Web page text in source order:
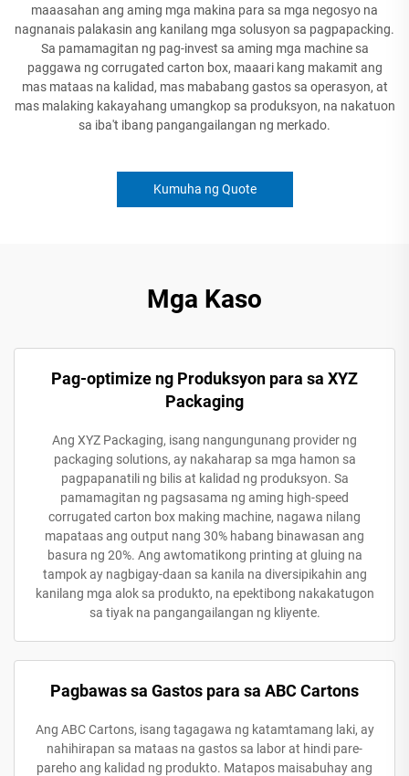
maaasahan ang aming mga makina para sa mga negosyo na
nagnanais palakasin ang kanilang mga solusyon sa pagpapacking.
Sa pamamagitan ng pag-invest sa aming mga machine sa
paggawa ng corrugated carton box, maaari kang makamit ang
mas mataas na kalidad, mas mababang gastos sa operasyon, at
mas malaking kakayahang umangkop sa produksyon, na nakatuon
sa iba't ibang pangangailangan ng merkado.
Kumuha ng Quote
Mga Kaso
Pag-optimize ng Produksyon para sa XYZ
Packaging
Ang XYZ Packaging, isang nangungunang provider ng
packaging solutions, ay nakaharap sa mga hamon sa
pagpapanatili ng bilis at kalidad ng produksyon. Sa
pamamagitan ng pagsasama ng aming high-speed
corrugated carton box making machine, nagawa nilang
mapataas ang output nang 30% habang binawasan ang
basura ng 20%. Ang awtomatikong printing at gluing na
tampok ay nagbigay-daan sa kanila na diversipikahin ang
kanilang mga alok sa produkto, na epektibong nakakatugon
sa tiyak na pangangailangan ng kliyente.
Pagbawas sa Gastos para sa ABC Cartons
Ang ABC Cartons, isang tagagawa ng katamtamang laki, ay
nahihirapan sa mataas na gastos sa labor at hindi pare-
pareho ang kalidad ng produkto. Matapos maisabuhay ang